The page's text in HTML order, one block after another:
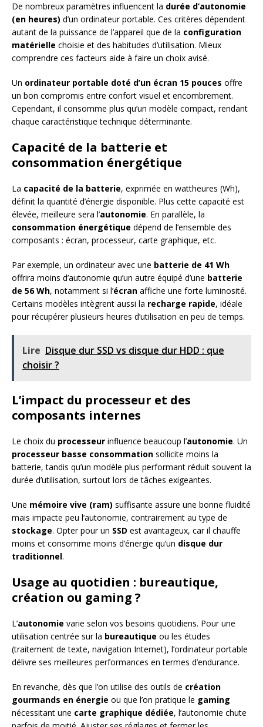
De nombreux paramètres influencent la durée d’autonomie
(en heures) d’un ordinateur portable. Ces critères dépendent
autant de la puissance de l’appareil que de la configuration
matérielle choisie et des habitudes d’utilisation. Mieux
comprendre ces facteurs aide à faire un choix avisé.
Un ordinateur portable doté d’un écran 15 pouces offre
un bon compromis entre confort visuel et encombrement.
Cependant, il consomme plus qu’un modèle compact, rendant
chaque caractéristique technique déterminante.
Capacité de la batterie et
consommation énergétique
La capacité de la batterie, exprimée en wattheures (Wh),
définit la quantité d’énergie disponible. Plus cette capacité est
élevée, meilleure sera l’autonomie. En parallèle, la
consommation énergétique dépend de l’ensemble des
composants : écran, processeur, carte graphique, etc.
Par exemple, un ordinateur avec une batterie de 41 Wh
offrira moins d’autonomie qu’un autre équipé d’une batterie
de 56 Wh, notamment si l’écran affiche une forte luminosité.
Certains modèles intègrent aussi la recharge rapide, idéale
pour récupérer plusieurs heures d’utilisation en peu de temps.
Lire Disque dur SSD vs disque dur HDD : que
choisir ?
L’impact du processeur et des
composants internes
Le choix du processeur influence beaucoup l’autonomie. Un
processeur basse consommation sollicite moins la
batterie, tandis qu’un modèle plus performant réduit souvent la
durée d’utilisation, surtout lors de tâches exigeantes.
Une mémoire vive (ram) suffisante assure une bonne fluidité
mais impacte peu l’autonomie, contrairement au type de
stockage. Opter pour un SSD est avantageux, car il chauffe
moins et consomme moins d’énergie qu’un disque dur
traditionnel.
Usage au quotidien : bureautique,
création ou gaming ?
L’autonomie varie selon vos besoins quotidiens. Pour une
utilisation centrée sur la bureautique ou les études
(traitement de texte, navigation Internet), l’ordinateur portable
délivre ses meilleures performances en termes d’endurance.
En revanche, dès que l’on utilise des outils de création
gourmands en énergie ou que l’on pratique le gaming
nécessitant une carte graphique dédiée, l’autonomie chute